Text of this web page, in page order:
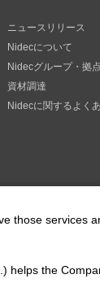
ニュースリリース
Nidecについて
Nidecグループ・拠点
資材調達
Nidecに関するよく
アカウ
公式Twitter
Nidec公
those services
helps the